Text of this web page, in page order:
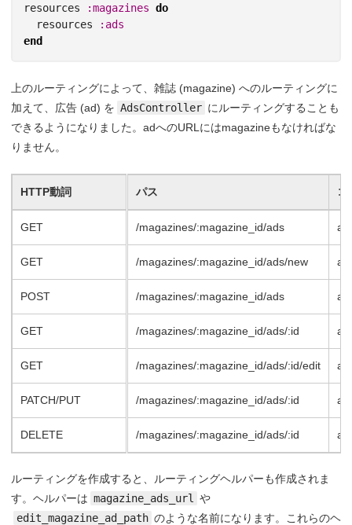
resources :magazines do
resources
:ads
end
上のルーティングによって、雑誌 (magazine) へのルーティングに
加えて、広告 (ad) を AdsController にルーティングすることも
できるようになりました。adへのURLにはmagazineもなければな
りません。
パス コ
/magazines/:magazine_id/ads
/magazines/:magazine_id/ads/new
/magazines/:magazine_id/ads
/magazines/:magazine_id/ads/:id
/magazines/:magazine_id/ads/:id/edit
/magazines/:magazine_id/ads/:id
/magazines/:magazine_id/ads/:id
HTTP動詞
GET
GET
POST
GET
GET
PATCH/PUT
DELETE
ルーティングを作成すると、ルーティングヘルパーも作成されま
す。ヘルパーは magazine_ads_url
や
edit_magazine_ad_path のような名前になります。これらのヘ